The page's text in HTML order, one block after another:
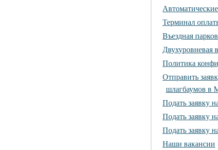
Терминал
Въездная
Двухуровневая
Политика
Отправить
шлагбаумов в
Подать заявку
Подать заявку
Подать заявку
Наши вакансии